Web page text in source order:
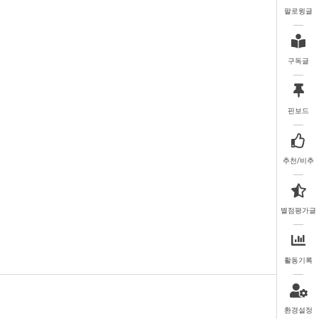
팔로윙글
구독글
핀보드
추천/비추
별점평가글
활동기록
환경설정